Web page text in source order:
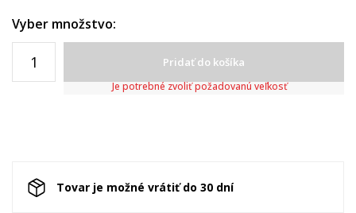
Vyber množstvo:
Pridať do košíka
Je potrebné zvoliť požadovanú veľkosť
Tovar je možné vrátiť do 30 dní